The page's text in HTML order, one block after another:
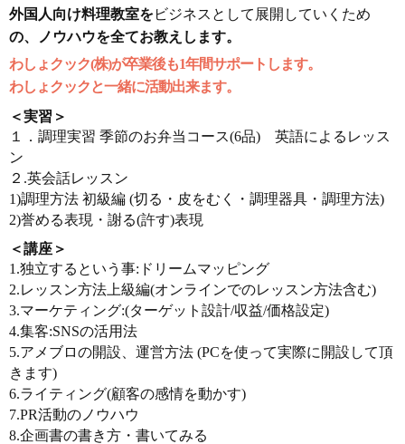
外国人向け料理教室をビジネスとして展開していくため
の、ノウハウを全てお教えします。
わしょクック(株)が卒業後も1年間サポートします。
わしょクックと一緒に活動出来ます。
＜実習＞
１．調理実習 季節のお弁当コース(6品) 英語によるレッス
ン
２.英会話レッスン
1)調理方法 初級編 (切る・皮をむく・調理器具・調理方法)
2)誉める表現・謝る(許す)表現
＜講座＞
1.独立するという事:ドリームマッピング
2.レッスン方法上級編(オンラインでのレッスン方法含む)
3.マーケティング:(ターゲット設計/収益/価格設定)
4.集客:SNSの活用法
5.アメブロの開設、運営方法 (PCを使って実際に開設して頂
きます)
6.ライティング(顧客の感情を動かす)
7.PR活動のノウハウ
8.企画書の書き方・書いてみる